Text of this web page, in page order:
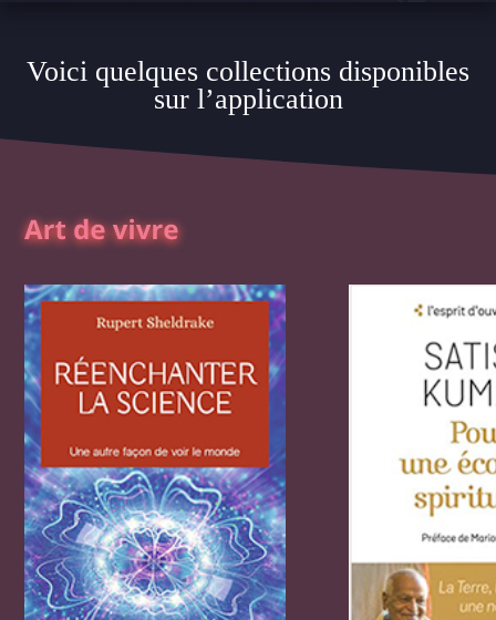
Voici quelques collections disponibles
sur l’application